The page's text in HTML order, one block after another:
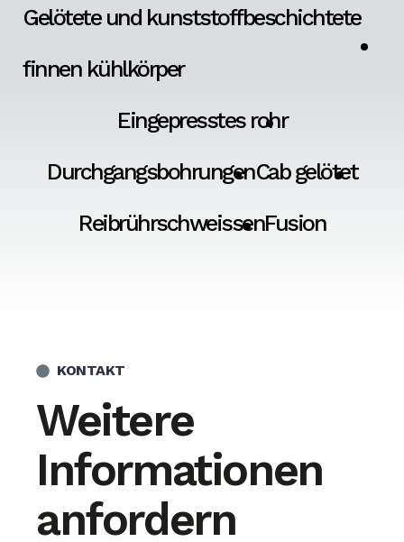
Gelötete und kunststoffbeschichtete
finnen kühlkörper
Eingepresstes rohr
DurchgangsbohrungenCab gelötet
ReibrührschweissenFusion
KONTAKT
Weitere
Informationen
anfordern